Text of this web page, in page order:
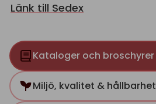
Länk till Sedex
Kataloger och broschyrer
Miljö, kvalitet & hållbarhet